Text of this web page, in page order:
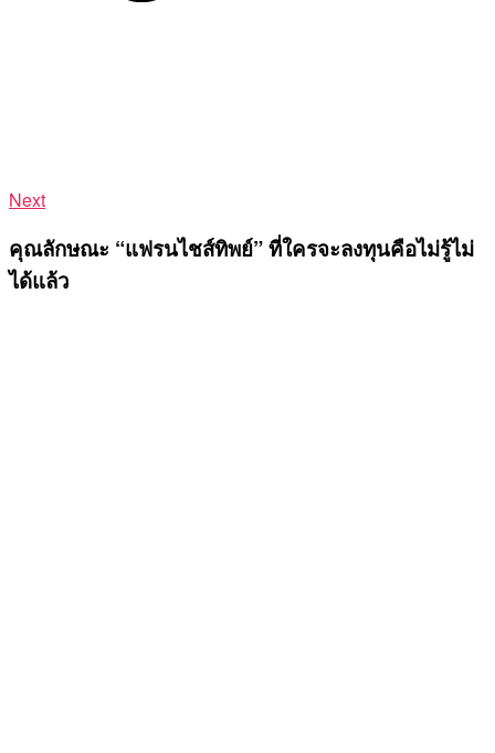
Next
คุณลักษณะ “แฟรนไชส์ทิพย์” ที่ใครจะลงทุนคือไม่รู้ไม่
ได้แล้ว